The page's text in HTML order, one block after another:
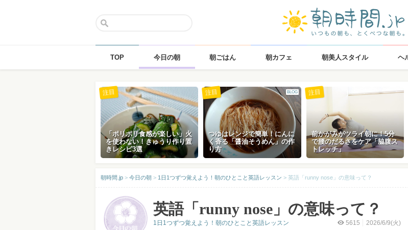
TOP 今日の朝 朝ごはん 朝カフェ 朝美人スタイル ヘ
「ポリポリ食感が楽しい」火
を使わない！きゅうり作り置
きレシピ3選
注目 BLOG
つゆはレンジで簡単！にんに
く香る「醤油そうめん」の作
り方
注目
前かがみがツライ朝に！5分
で腰のだるさをケア「脇腹ス
トレッチ」
注目
朝時間.jp > 今日の朝 > 1日1つずつ覚えよう！朝のひとこと英語レッスン > 英語「runny nose」の意味って？
英語「runny nose」の意味って？
5615 2026/6/9(火)
1日1つずつ覚えよう！朝のひとこと英語レッスン